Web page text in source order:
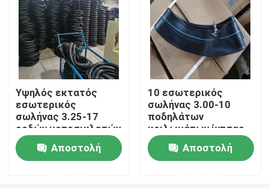
Από τη ρόδα οδικών μοτοσικλετών
Τρίκυκλη ρόδα
Ρόδα μηχανικών δίκυκλων μοτοσικλετών
Ηλεκτρική ρόδα μοτοσικλετών
Υψηλός εκτατός
εσωτερικός
σωλήνας 3.25-17
ροδών μοτοσικλετών
σωλήνας ποδηλάτων
μηχανών 3.50-17
4.60-17 110/90-17
Αποστολή
10 εσωτερικός
σωλήνας 3.00-10
ποδηλάτων
κοιλωμάτων ίντσας
3.50-10 4.00-10
σωλήνες ελαστικών
αυτοκινήτου
Αποστολή